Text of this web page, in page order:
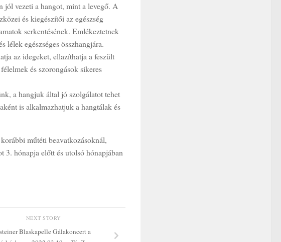
jól vezeti a hangot, mint a levegő. A
és kiegészítői az egészség
serkentésének. Emlékeztetnek
lélek egészséges összhangjára.
az idegeket, ellazíthatja a feszült
és szorongások sikeres
a hangjuk által jó szolgálatot tehet
is alkalmazhatjuk a hangtálak és
műtéti beavatkozásoknál,
3. hónapja előtt és utolsó hónapjában
NEXT STORY
Blaskapelle Gálakoncert a